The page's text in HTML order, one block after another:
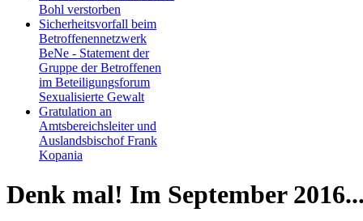
Bohl verstorben
Sicherheitsvorfall beim
Betroffenennetzwerk
BeNe - Statement der
Gruppe der Betroffenen
im Beteiligungsforum
Sexualisierte Gewalt
Gratulation an
Amtsbereichsleiter und
Auslandsbischof Frank
Kopania
Denk mal! Im September